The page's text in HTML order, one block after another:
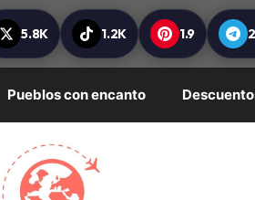
5.8K 1.2K 1.9
Pueblos con encanto